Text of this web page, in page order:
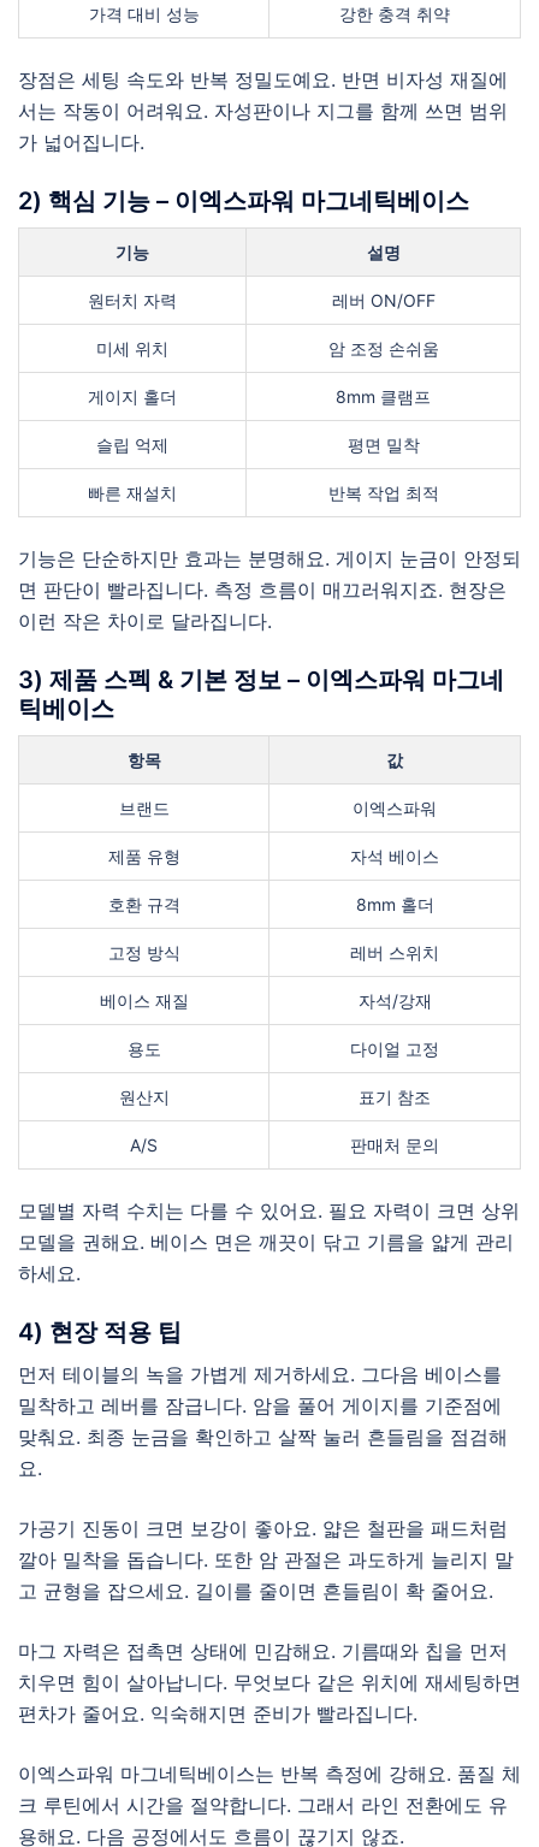
가격 대비 성능 강한 충격 취약
장점은 세팅 속도와 반복 정밀도예요. 반면 비자성 재질에
서는 작동이 어려워요. 자성판이나 지그를 함께 쓰면 범위
가 넓어집니다.
2) 핵심 기능 – 이엑스파워 마그네틱베이스
기능 설명
원터치 자력 레버 ON/OFF
미세 위치 암 조정 손쉬움
게이지 홀더 8mm 클램프
슬립 억제 평면 밀착
빠른 재설치 반복 작업 최적
기능은 단순하지만 효과는 분명해요. 게이지 눈금이 안정되
면 판단이 빨라집니다. 측정 흐름이 매끄러워지죠. 현장은
이런 작은 차이로 달라집니다.
3) 제품 스펙 & 기본 정보 – 이엑스파워 마그네
틱베이스
항목 값
브랜드 이엑스파워
제품 유형 자석 베이스
호환 규격 8mm 홀더
고정 방식 레버 스위치
베이스 재질 자석/강재
용도 다이얼 고정
원산지 표기 참조
A/S 판매처 문의
모델별 자력 수치는 다를 수 있어요. 필요 자력이 크면 상위
모델을 권해요. 베이스 면은 깨끗이 닦고 기름을 얇게 관리
하세요.
4) 현장 적용 팁
먼저 테이블의 녹을 가볍게 제거하세요. 그다음 베이스를
밀착하고 레버를 잠급니다. 암을 풀어 게이지를 기준점에
맞춰요. 최종 눈금을 확인하고 살짝 눌러 흔들림을 점검해
요.
가공기 진동이 크면 보강이 좋아요. 얇은 철판을 패드처럼
깔아 밀착을 돕습니다. 또한 암 관절은 과도하게 늘리지 말
고 균형을 잡으세요. 길이를 줄이면 흔들림이 확 줄어요.
마그 자력은 접촉면 상태에 민감해요. 기름때와 칩을 먼저
치우면 힘이 살아납니다. 무엇보다 같은 위치에 재세팅하면
편차가 줄어요. 익숙해지면 준비가 빨라집니다.
이엑스파워 마그네틱베이스는 반복 측정에 강해요. 품질 체
크 루틴에서 시간을 절약합니다. 그래서 라인 전환에도 유
용해요. 다음 공정에서도 흐름이 끊기지 않죠.